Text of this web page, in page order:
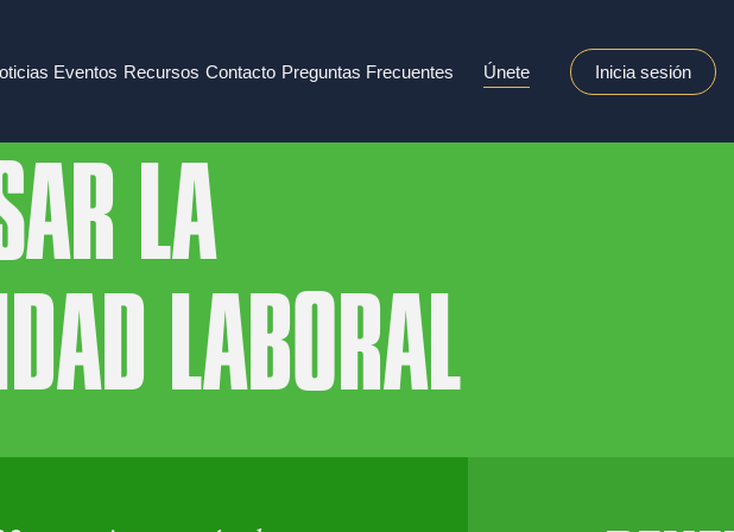
Eventos Recursos Contacto Preguntas Frecuentes Únete Inicia sesión
LA
LABORAL